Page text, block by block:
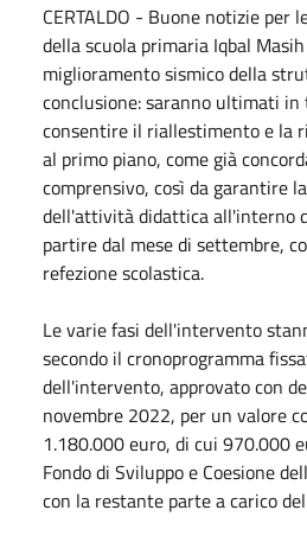
CERTALDO - Buone notizie per
della scuola primaria Iqbal
miglioramento sismico della
conclusione: saranno ultimati
consentire il riallestimento e la
al primo piano, come già
comprensivo, così da garantire
dell'attività didattica all'interno
partire dal mese di settembre,
refezione scolastica.
Le varie fasi dell'intervento
secondo il cronoprogramma
dell'intervento, approvato con
novembre 2022, per un valore
1.180.000 euro, di cui 970.000
Fondo di Sviluppo e Coesione
con la restante parte a carico